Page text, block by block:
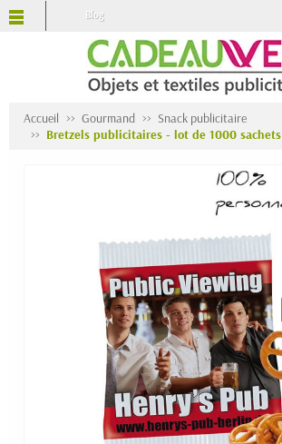
Blog
Accueil Gourmand
Snack publicitaire
Bretzels publicitaires - lot de 1000 sachets